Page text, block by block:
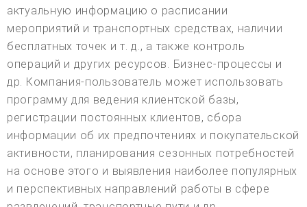
актуальную информацию о расписании
мероприятий и транспортных средствах, наличии
бесплатных точек и т. д., а также контроль
операций и других ресурсов. Бизнес-процессы и
др. Компания-пользователь может использовать
программу для ведения клиентской базы,
регистрации постоянных клиентов, сбора
информации об их предпочтениях и покупательской
активности, планирования сезонных потребностей
на основе этого и выявления наиболее популярных
и перспективных направлений работы в сфере